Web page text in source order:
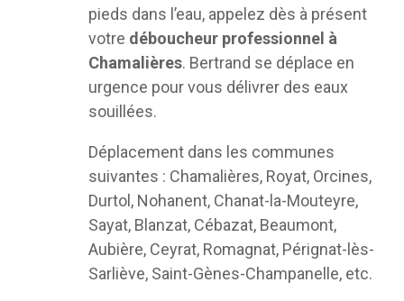
pieds dans l’eau, appelez dès à présent
votre déboucheur professionnel à
Chamalières. Bertrand se déplace en
urgence pour vous délivrer des eaux
souillées.
Déplacement dans les communes
suivantes : Chamalières, Royat, Orcines,
Durtol, Nohanent, Chanat-la-Mouteyre,
Sayat, Blanzat, Cébazat, Beaumont,
Aubière, Ceyrat, Romagnat, Pérignat-lès-
Sarliève, Saint-Gènes-Champanelle, etc.